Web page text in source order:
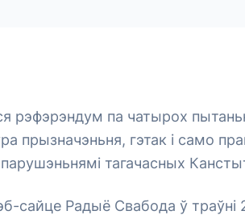
рэфэрэндум па чатырох
прызначэньня, гэтак і само
тагачасных
сайце Радыё Свабода ў траўні